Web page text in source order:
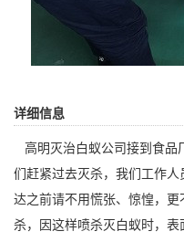
详细信息
高明灭治白蚁公司接到食品
们赶紧过去灭杀，我们工作
达之前请不用慌张、惊惶，
杀，因这样喷杀灭白蚁时，